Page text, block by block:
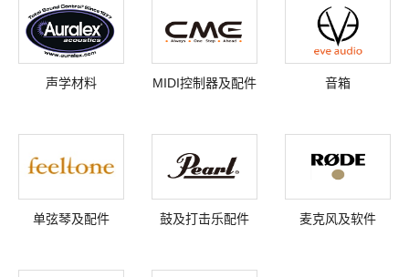
声学材料 MIDI控制器及配件 音箱
单弦琴及配件 鼓及打击乐配件 麦克风及软件